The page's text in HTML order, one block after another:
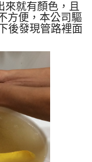
來就有顏色，且
方便，本公司驅
後發現管路裡面
周波水管清洗
鐘，利用 水管
內的污垢及異物
像咖啡，如下圖
管怎麼會這麼
生鐵鏽跟泥沙
下水含有氧化